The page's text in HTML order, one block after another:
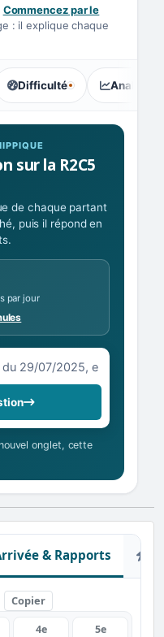
Commencez par le
: il explique chaque
Difficulté
, tendance des parieurs :
Analyse
sur la R2C5
de chaque partant
puis il répond en
par jour
du 29/07/2025
onglet, cette
& Rapports
Copier
4e 5e